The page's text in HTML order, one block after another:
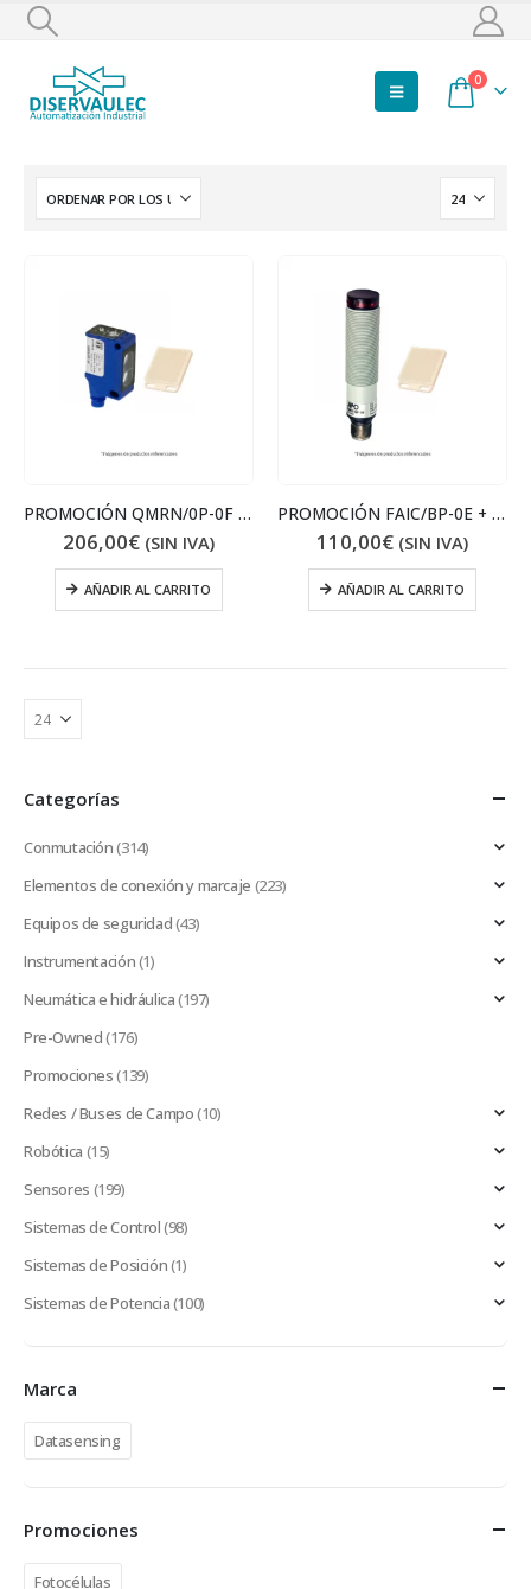
0
PROMOCIÓN QMRN/0P-0F + ESPEJO
206,00€ (SIN IVA)
AÑADIR AL CARRITO
PROMOCIÓN FAIC/BP-0E + ESPEJO
110,00€ (SIN IVA)
AÑADIR AL CARRITO
Categorías
Conmutación(314)
Elementos de conexión y marcaje (223)
Equipos de seguridad(43)
Instrumentación(1)
Neumática e hidráulica(197)
Pre-Owned(176)
Promociones(139)
Redes / Buses de Campo(10)
Robótica (15)
Sensores (199)
Sistemas de Control(98)
Sistemas de Posición(1)
Sistemas de Potencia(100)
Marca
Datasensing
Promociones
Fotocélulas